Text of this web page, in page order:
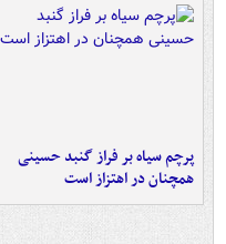
پرچم سیاه بر فراز گنبد حسینی
همچنان در اهتزاز است